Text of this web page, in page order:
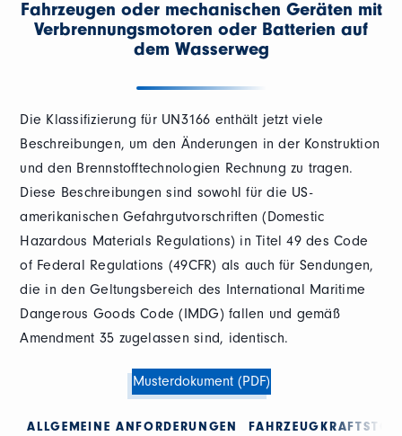
Fahrzeugen oder mechanischen Geräten mit
Verbrennungsmotoren oder Batterien auf
dem Wasserweg
Die Klassifizierung für UN3166 enthält jetzt viele
Beschreibungen, um den Änderungen in der Konstruktion
und den Brennstofftechnologien Rechnung zu tragen.
Diese Beschreibungen sind sowohl für die US-
amerikanischen Gefahrgutvorschriften (Domestic
Hazardous Materials Regulations) in Titel 49 des Code
of Federal Regulations (49CFR) als auch für Sendungen,
die in den Geltungsbereich des International Maritime
Dangerous Goods Code (IMDG) fallen und gemäß
Amendment 35 zugelassen sind, identisch.
Musterdokument (PDF)
ALLGEMEINE ANFORDERUNGEN